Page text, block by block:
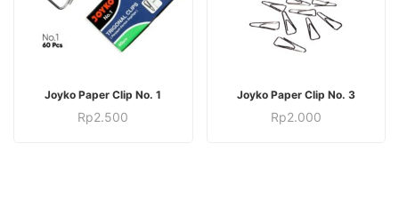
Joyko Paper Clip No. 1
Rp2.500
Joyko Paper Clip No. 3
Rp2.000